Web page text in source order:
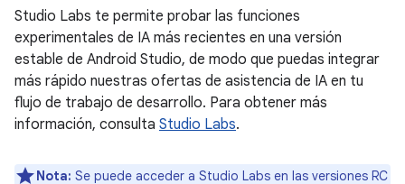
Studio Labs te permite probar las funciones
experimentales de IA más recientes en una versión
estable de Android Studio, de modo que puedas integrar
más rápido nuestras ofertas de asistencia de IA en tu
flujo de trabajo de desarrollo. Para obtener más
información, consulta Studio Labs.
Nota: Se puede acceder a Studio Labs en las versiones RC